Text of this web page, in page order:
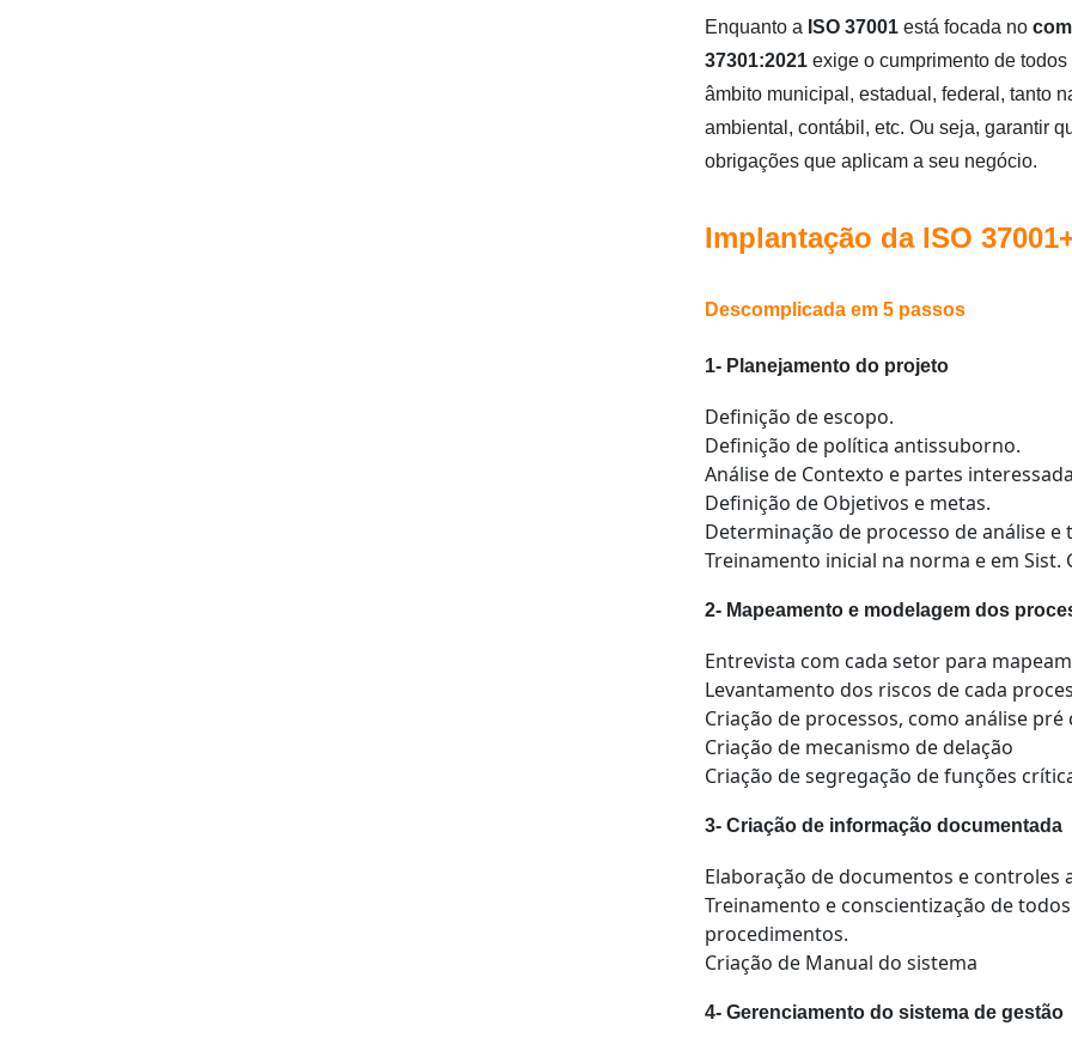
Enquanto a ISO 37001 está focada no
37301:2021 exige o cumprimento de
âmbito municipal, estadual, federal, tanto
ambiental, contábil, etc. Ou seja, garantir
obrigações que aplicam a seu negócio.
Implantação da ISO
Descomplicada em 5 passos
1- Planejamento do projeto
Definição de escopo.
Definição de política antissuborno.
Análise de Contexto e partes
Definição de Objetivos e metas.
Determinação de processo de análise
Treinamento inicial na norma e em Sist.
2- Mapeamento e modelagem dos
Entrevista com cada setor para
Levantamento dos riscos de cada
Criação de processos, como análise
Criação de mecanismo de delação
Criação de segregação de funções
3- Criação de informação documentada
Elaboração de documentos e controles
Treinamento e conscientização de
procedimentos.
Criação de Manual do sistema
4- Gerenciamento do sistema de gestão